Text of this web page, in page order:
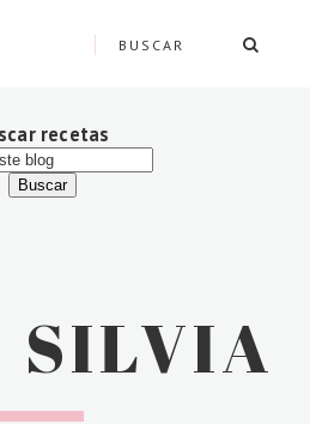
recetas
SILVIA